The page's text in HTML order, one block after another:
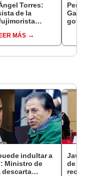
Torres:
de la
MÁS
indultar a
Ministro de
de